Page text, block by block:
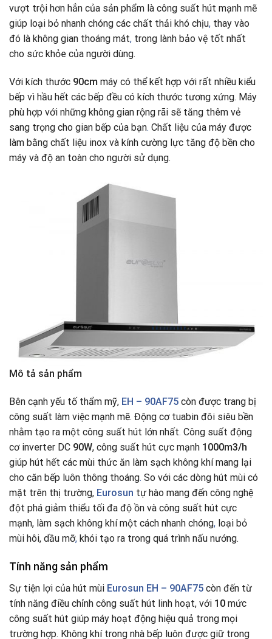
vượt trội hơn hẳn của sản phẩm là công suất hút mạnh mẽ
giúp loại bỏ nhanh chóng các chất thải khó chịu, thay vào
đó là không gian thoáng mát, trong lành bảo vệ tốt nhất
cho sức khỏe của người dùng.
Với kích thước 90cm máy có thể kết hợp với rất nhiều kiểu
bếp vì hầu hết các bếp đều có kích thước tương xứng. Máy
phù hợp với những không gian rộng rãi sẽ tăng thêm vẻ
sang trọng cho gian bếp của bạn. Chất liệu của máy được
làm bằng chất liệu inox và kính cường lực tăng độ bền cho
máy và độ an toàn cho người sử dụng.
Mô tả sản phẩm
Bên cạnh yếu tố thẩm mỹ, EH – 90AF75 còn được trang bị
công suất làm việc mạnh mẽ. Động cơ tuabin đôi siêu bền
nhằm tạo ra một công suất hút lớn nhất. Công suất động
cơ inverter DC 90W, công suất hút cực mạnh 1000m3/h
giúp hút hết các mùi thức ăn làm sạch không khí mang lại
cho căn bếp luôn thông thoáng. So với các dòng hút mùi có
mặt trên thị trường, Eurosun tự hào mang đến công nghệ
đột phá giảm thiểu tối đa độ ồn và công suất hút cực
mạnh, làm sạch không khí một cách nhanh chóng, loại bỏ
mùi hôi, dầu mỡ, khói tạo ra trong quá trình nấu nướng.
Tính năng sản phẩm
Sự tiện lợi của hút mùi Eurosun EH – 90AF75 còn đến từ
tính năng điều chỉnh công suất hút linh hoạt, với 10 mức
công suất hút giúp máy hoạt động hiệu quả trong mọi
trường hợp. Không khí trong nhà bếp luôn được giữ trong